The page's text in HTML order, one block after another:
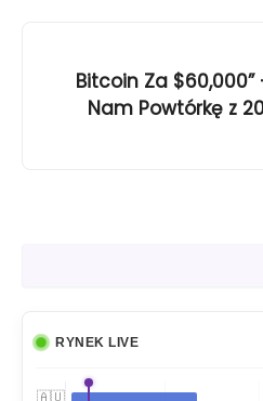
Bitcoin Za $60,000”
Nam Powtórkę z
RYNEK LIVE
🇦🇺